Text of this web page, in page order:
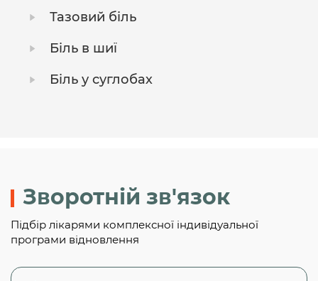
Тазовий біль
Біль в шиї
Біль у суглобах
Зворотній зв'язок
Підбір лікарями комплексної індивідуальної
програми відновлення